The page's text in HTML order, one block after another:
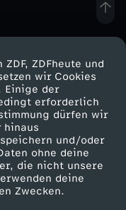
ZDFheute und
wir Cookies
Einige der
erforderlich
dürfen wir
hinaus
und/oder
ohne deine
die nicht unsere
deine
Zwecken.
zum ZDF